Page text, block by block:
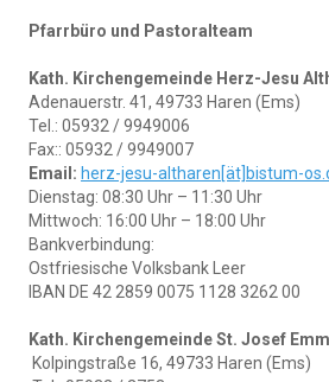
Pfarrbüro und Pastoralteam
Kath. Kirchengemeinde Herz-Jesu
Adenauerstr. 41, 49733 Haren (Ems)
Tel.: 05932 / 9949006
Fax:: 05932 / 9949007
Email: herz-jesu-altharen[ät] bistum-
Dienstag: 08:30 Uhr – 11:30 Uhr
Mittwoch: 16:00 Uhr – 18:00 Uhr
Bankverbindung:
Ostfriesische Volksbank Leer
IBAN DE 42 2859 0075 1128 3262 00
Kath. Kirchengemeinde St. Josef
Kolpingstraße 16, 49733 Haren (Ems)